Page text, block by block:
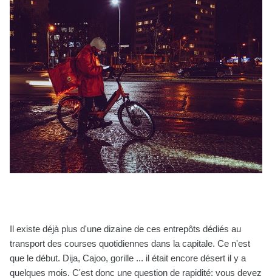
Il existe déjà plus d'une dizaine de ces entrepôts dédiés au
transport des courses quotidiennes dans la capitale. Ce n'est
que le début. Dija, Cajoo, gorille ... il était encore désert il y a
quelques mois. C'est donc une question de rapidité: vous devez